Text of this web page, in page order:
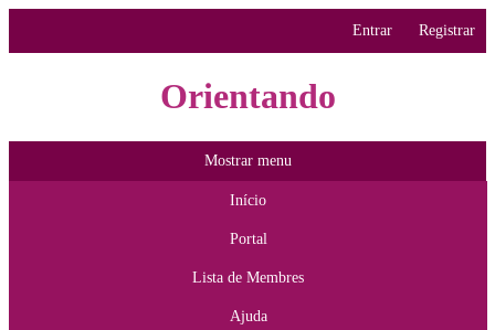
Entrar Registrar
Orientando
Mostrar menu
Início
Portal
Lista de Membres
Ajuda